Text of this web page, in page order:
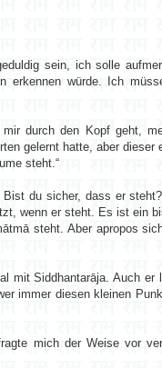
sein, ich solle
würde. Ich
durch den Kopf geht,
gelernt hatte, aber dieser
steht.“
du sicher, dass er
wenn er steht. Es ist ein
steht. Aber apropos
mit Siddhantarāja. Auch er
immer diesen kleinen
mich der Weise vor